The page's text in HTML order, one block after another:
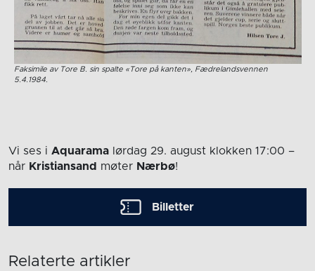
Faksimile av Tore B. sin spalte «Tore på kanten», Fædrelandsvennen
5.4.1984.
Vi ses i Aquarama lørdag 29. august klokken 17:00 –
når Kristiansand møter Nærbø!
Billetter
Relaterte artikler